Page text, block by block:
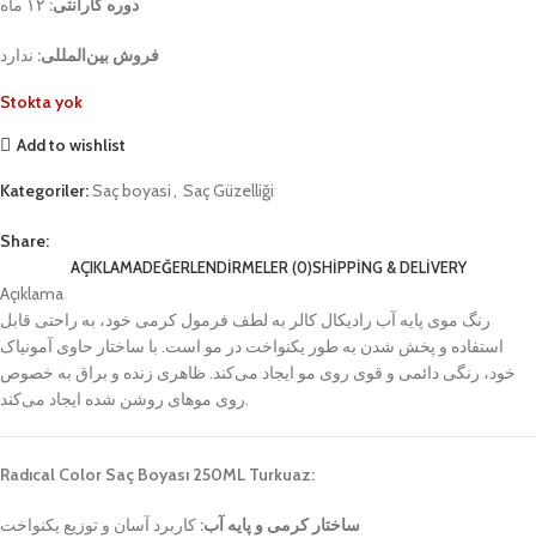
دوره گارانتی:
فروش بین‌المللی: ندارد
Stokta yok
Add to wishlist
Kategoriler:Saç boyasi, Saç Güzelliği
Share:
AÇIKLAMADEĞERLENDIRMELER (0)SHIPPING & DELIVERY
Açıklama
رنگ موی پایه آب رادیکال کالر به لطف فرمول کرمی خود، به راحتی قابل
استفاده و پخش شدن به طور یکنواخت در مو است. با ساختار حاوی آمونیاک
خود، رنگی دائمی و قوی روی مو ایجاد می‌کند. ظاهری زنده و براق به خصوص
روی موهای روشن شده ایجاد می‌کند.
Radıcal Color Saç Boyası 250ML Turkuaz:
ساختار کرمی و پایه آب: کاربرد آسان و توزیع یکنواخت